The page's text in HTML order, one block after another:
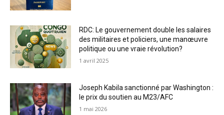
RDC: Le gouvernement double les salaires
des militaires et policiers, une manœuvre
politique ou une vraie révolution?
1 avril 2025
Joseph Kabila sanctionné par Washington :
le prix du soutien au M23/AFC
1 mai 2026